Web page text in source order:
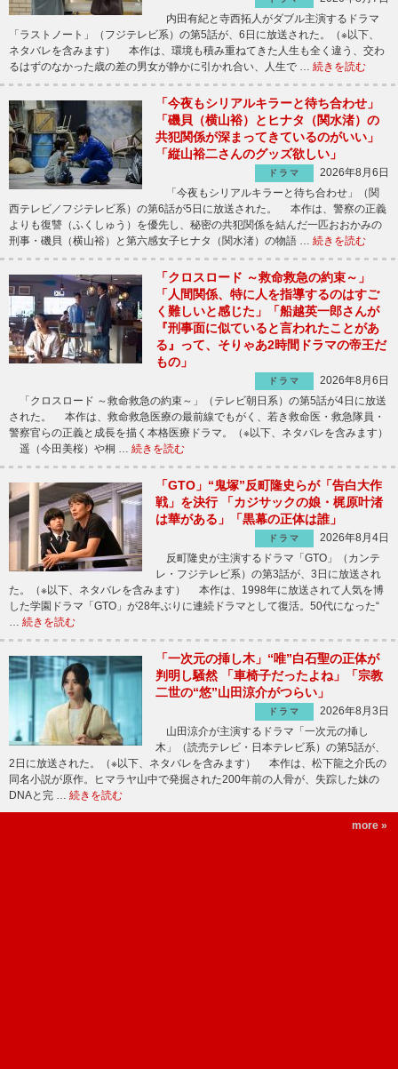
内田有紀と寺西拓人がダブル主演するドラマ
「ラストノート」（フジテレビ系）の第5話が、6日に放送された。（※以下、
ネタバレを含みます） 本作は、環境も積み重ねてきた人生も全く違う、交わ
るはずのなかった歳の差の男女が静かに引かれ合い、人生で … 続きを読む
「今夜もシリアルキラーと待ち合わせ」
「磯貝（横山裕）とヒナタ（関水渚）の
共犯関係が深まってきているのがいい」
「縦山裕二さんのグッズ欲しい」
ドラマ
2026年8月6日
「今夜もシリアルキラーと待ち合わせ」（関
西テレビ／フジテレビ系）の第6話が5日に放送された。 本作は、警察の正義
よりも復讐（ふくしゅう）を優先し、秘密の共犯関係を結んだ一匹おおかみの
刑事・磯貝（横山裕）と第六感女子ヒナタ（関水渚）の物語 … 続きを読む
「クロスロード ～救命救急の約束～」
「人間関係、特に人を指導するのはすご
く難しいと感じた」「船越英一郎さんが
『刑事面に似ていると言われたことがあ
る』って、そりゃあ2時間ドラマの帝王だ
もの」
ドラマ
2026年8月6日
「クロスロード ～救命救急の約束～」（テレビ朝日系）の第5話が4日に放送
された。 本作は、救命救急医療の最前線でもがく、若き救命医・救急隊員・
警察官らの正義と成長を描く本格医療ドラマ。（※以下、ネタバレを含みます）
遥（今田美桜）や桐 … 続きを読む
「GTO」“鬼塚”反町隆史らが「告白大作
戦」を決行 「カジサックの娘・梶原叶渚
は華がある」「黒幕の正体は誰」
ドラマ
2026年8月4日
反町隆史が主演するドラマ「GTO」（カンテ
レ・フジテレビ系）の第3話が、3日に放送され
た。（※以下、ネタバレを含みます） 本作は、1998年に放送されて人気を博
した学園ドラマ「GTO」が28年ぶりに連続ドラマとして復活。50代になった“
… 続きを読む
「一次元の挿し木」“唯”白石聖の正体が
判明し騒然 「車椅子だったよね」「宗教
二世の“悠”山田涼介がつらい」
ドラマ
2026年8月3日
山田涼介が主演するドラマ「一次元の挿し
木」（読売テレビ・日本テレビ系）の第5話が、
2日に放送された。（※以下、ネタバレを含みます） 本作は、松下龍之介氏の
同名小説が原作。ヒマラヤ山中で発掘された200年前の人骨が、失踪した妹の
DNAと完 … 続きを読む
more »